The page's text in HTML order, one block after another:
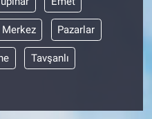
Merkez Pazarlar
Tavşanlı